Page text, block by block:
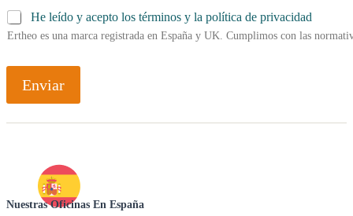
He leído y acepto los términos y la política de privacidad
Ertheo es una marca registrada en España y UK. Cumplimos con las
Enviar
Nuestras Oficinas En España